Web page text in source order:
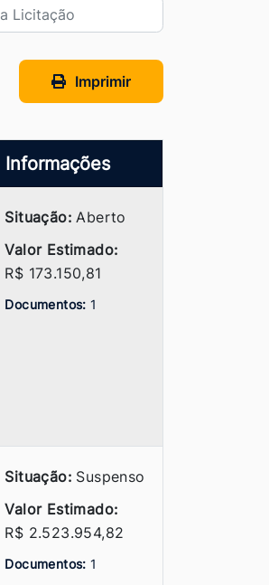
Imprimir
Informações
Situação:Aberto
Valor Estimado:
R$ 173.150,81
Documentos:1
Situação: Suspenso
Valor Estimado:
R$ 2.523.954,82
Documentos:1